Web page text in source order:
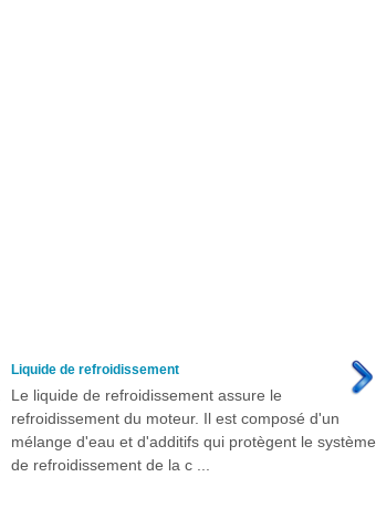
Liquide de refroidissement
Le liquide de refroidissement assure le
refroidissement du moteur. Il est composé d'un
mélange d'eau et d'additifs qui protègent le système
de refroidissement de la c ...